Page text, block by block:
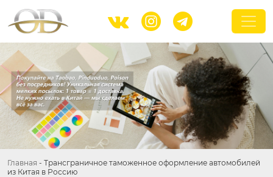
  
Главная - Трансграничное таможенное оформление автомобилей
из Китая в Россию